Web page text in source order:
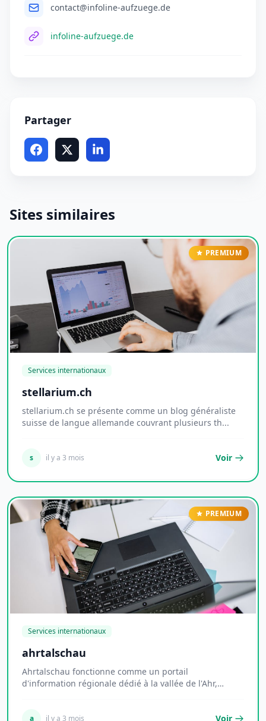
contact@infoline-aufzuege.de
infoline-aufzuege.de
Partager
Sites similaires
PREMIUM
Services internationaux
stellarium.ch
stellarium.ch se présente comme un blog généraliste
suisse de langue allemande couvrant plusieurs th...
s il y a 3 mois Voir
PREMIUM
Services internationaux
ahrtalschau
Ahrtalschau fonctionne comme un portail
d'information régionale dédié à la vallée de l'Ahr,
a il y a 3 mois Voir